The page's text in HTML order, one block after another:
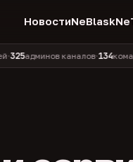
НовостиNeBlask
каналов•134команд•